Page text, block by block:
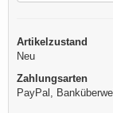
Artikelzustand
Neu
Zahlungsarten
PayPal,